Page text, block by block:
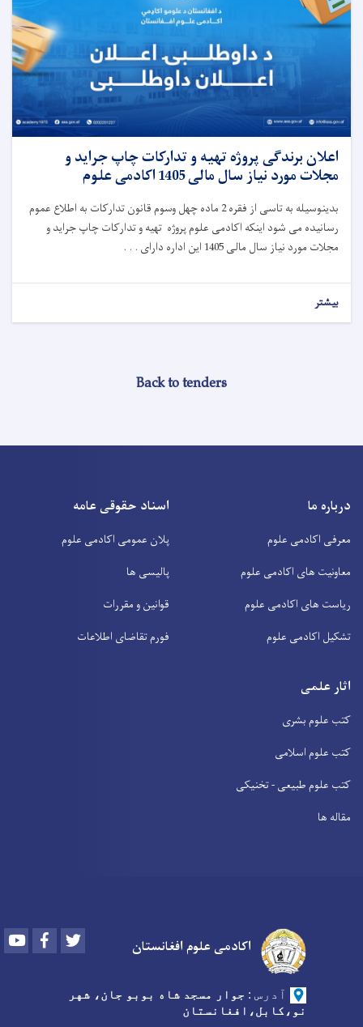
اعلان برندگی پروژه تهیه و تدارکات چاپ جراید و
مجلات مورد نیاز سال مالی 1405 اکادمی علوم
بدینوسیله به تاسی از فقره 2 ماده چهل وسوم قانون تدارکات به اطلاع عموم
رسانیده می شود اینکه اکادمی علوم پروژه تهیه و تدارکات چاپ جراید و
مجلات مورد نیاز سال مالی 1405 این اداره دارای . . .
بیشتر
Back to tenders
درباره ما
معرفی اکادمی علوم
معاونیت های اکادمی علوم
ریاست های اکادمی علوم
تشکیل اکادمی علوم
اسناد حقوقی عامه
پلان عمومی اکادمی علوم
پالیسی ها
قوانین و مقررات
فورم تقاضای اطلاعات
اثار علمی
کتب علوم بشری
کتب علوم اسلامی
کتب علوم طبیعی - تخنیکی
مقاله ها
اکادمی علوم افغانستان Youtube Facebook
آدرس : جوار مسجد شاه بوبو جان، شهر
نو،کابل،افغانستان